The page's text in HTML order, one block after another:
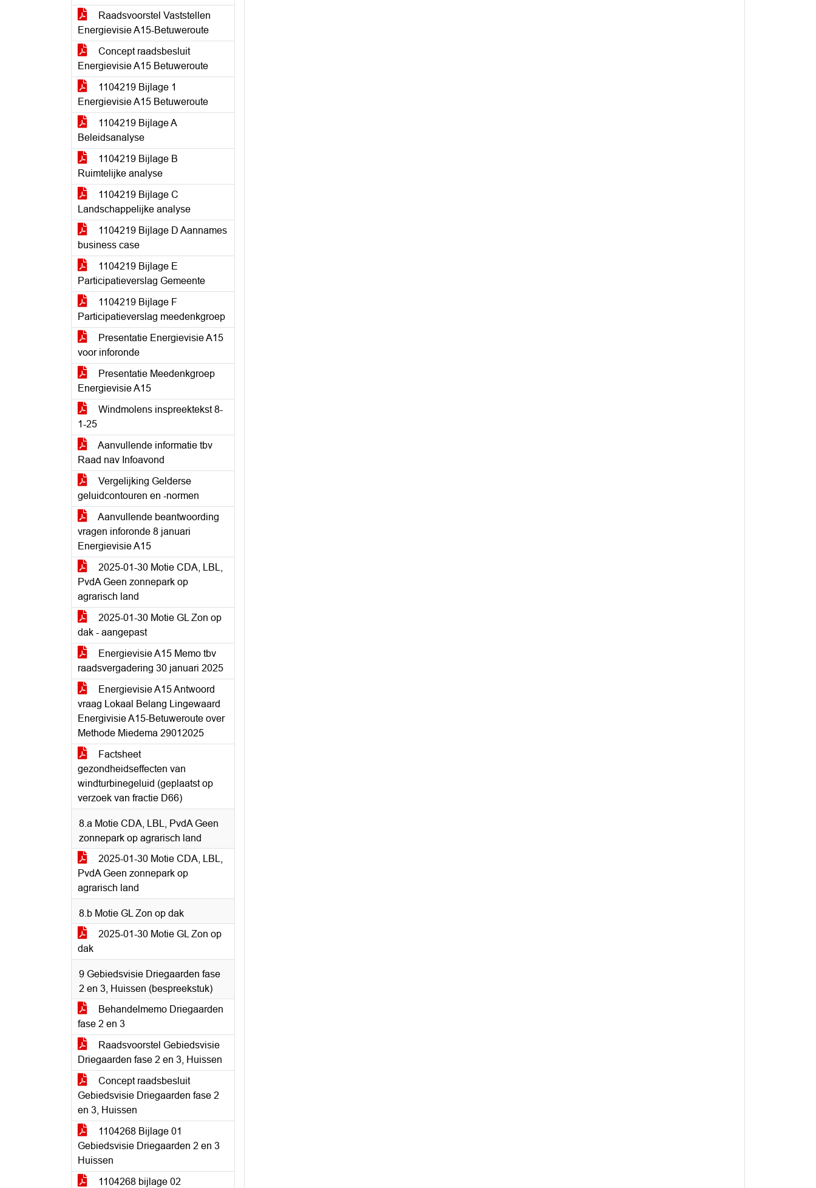
Raadsvoorstel Vaststellen
Energievisie A15-Betuweroute
Concept raadsbesluit
Energievisie A15 Betuweroute
1104219 Bijlage 1
Energievisie A15 Betuweroute
1104219 Bijlage A
Beleidsanalyse
1104219 Bijlage B
Ruimtelijke analyse
1104219 Bijlage C
Landschappelijke analyse
1104219 Bijlage D Aannames
business case
1104219 Bijlage E
Participatieverslag Gemeente
1104219 Bijlage F
Participatieverslag meedenkgroep
Presentatie Energievisie A15
voor inforonde
Presentatie Meedenkgroep
Energievisie A15
Windmolens inspreektekst 8-
1-25
Aanvullende informatie tbv
Raad nav Infoavond
Vergelijking Gelderse
geluidcontouren en -normen
Aanvullende beantwoording
vragen inforonde 8 januari
Energievisie A15
2025-01-30 Motie CDA, LBL,
PvdA Geen zonnepark op
agrarisch land
2025-01-30 Motie GL Zon op
dak - aangepast
Energievisie A15 Memo tbv
raadsvergadering 30 januari 2025
Energievisie A15 Antwoord
vraag Lokaal Belang Lingewaard
Energivisie A15-Betuweroute over
Methode Miedema 29012025
Factsheet
gezondheidseffecten van
windturbinegeluid (geplaatst op
verzoek van fractie D66)
8.a Motie CDA, LBL, PvdA Geen
zonnepark op agrarisch land
2025-01-30 Motie CDA, LBL,
PvdA Geen zonnepark op
agrarisch land
8.b Motie GL Zon op dak
2025-01-30 Motie GL Zon op
dak
9 Gebiedsvisie Driegaarden fase
2 en 3, Huissen (bespreekstuk)
Behandelmemo Driegaarden
fase 2 en 3
Raadsvoorstel Gebiedsvisie
Driegaarden fase 2 en 3, Huissen
Concept raadsbesluit
Gebiedsvisie Driegaarden fase 2
en 3, Huissen
1104268 Bijlage 01
Gebiedsvisie Driegaarden 2 en 3
Huissen
1104268 bijlage 02